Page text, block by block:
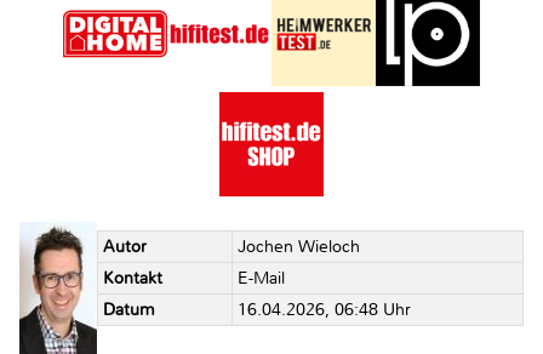
Autor
Jochen Wieloch
Kontakt
E-Mail
Datum
16.04.2026, 06:48 Uhr